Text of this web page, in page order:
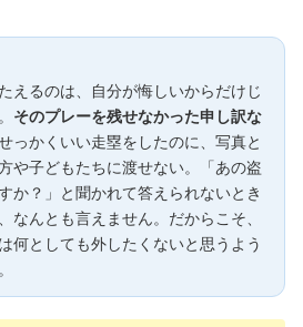
えるのは、自分が悔しいからだけじ
そのプレーを残せなかった申し訳な
っかくいい走塁をしたのに、写真と
や子どもたちに渡せない。「あの盗
か？」と聞かれて答えられないとき
なんとも言えません。だからこそ、
何としても外したくないと思うよう